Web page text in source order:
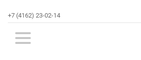
+7 (4162) 23-02-14